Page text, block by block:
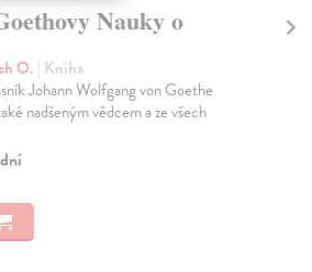
účelu. Poznámky
| Kniha
knize jsou originálním
současného politického života a